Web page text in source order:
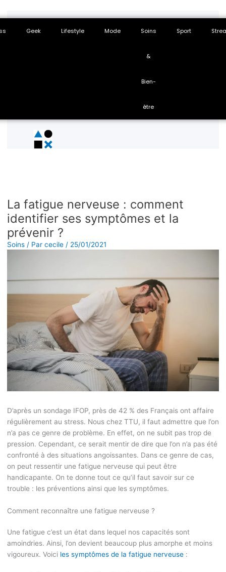
Geek Lifestyle Mode Soins
&
Bien-
être
Sport
La fatigue nerveuse : comment
identifier ses symptômes et la
prévenir ?
Soins/ Par cecile / 25/01/2021
D’après un sondage IFOP, près de 42 % des Français ont affaire
régulièrement au stress. Nous chez TTU, il faut admettre que l’on
n’a pas ce genre de problème. En effet, on ne subit pas trop de
pression. Cependant, ce serait mentir de dire que l’on n’a pas été
confronté à des situations angoissantes. Dans ce genre de cas,
on peut ressentir une fatigue nerveuse qui peut être
handicapante. On te donne tout ce qu’il faut savoir sur ce
trouble : les préventions ainsi que les symptômes.
Comment reconnaître une fatigue nerveuse ?
Une fatigue c’est un état dans lequel nos capacités sont
amoindries. Ainsi, l’on devient beaucoup plus amorphe et moins
vigoureux. Voici les symptômes de la fatigue nerveuse :